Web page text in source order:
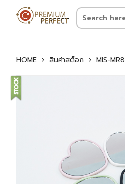
HOME สินค้าสต็อก MIS-MR8